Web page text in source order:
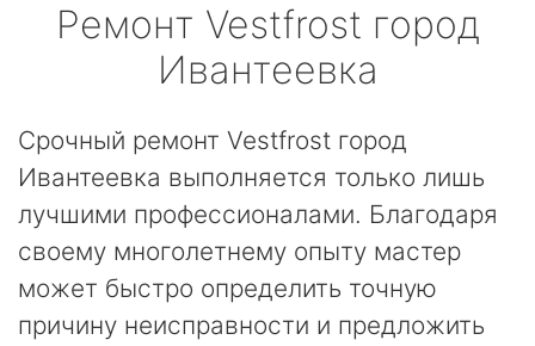
Ремонт Vestfrost город
Ивантеевка
Срочный ремонт Vestfrost город
Ивантеевка выполняется только лишь
лучшими профессионалами. Благодаря
своему многолетнему опыту мастер
может быстро определить точную
причину неисправности и предложить